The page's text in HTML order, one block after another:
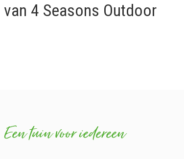
4 Seasons Outdoor
Een tuin voor iedereen